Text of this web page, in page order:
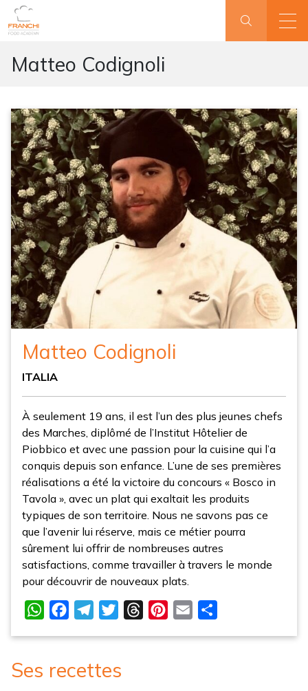
Matteo Codignoli
Matteo Codignoli
ITALIA
À seulement 19 ans, il est l’un des plus jeunes chefs
des Marches, diplômé de l’Institut Hôtelier de
Piobbico et avec une passion pour la cuisine qui l’a
conquis depuis son enfance. L’une de ses premières
réalisations a été la victoire du concours « Bosco in
Tavola », avec un plat qui exaltait les produits
typiques de son territoire. Nous ne savons pas ce
que l’avenir lui réserve, mais ce métier pourra
sûrement lui offrir de nombreuses autres
satisfactions, comme travailler à travers le monde
pour découvrir de nouveaux plats.
WhatsAppFacebookTelegramTwitterThreadsPinterest
Email
Ses recettes